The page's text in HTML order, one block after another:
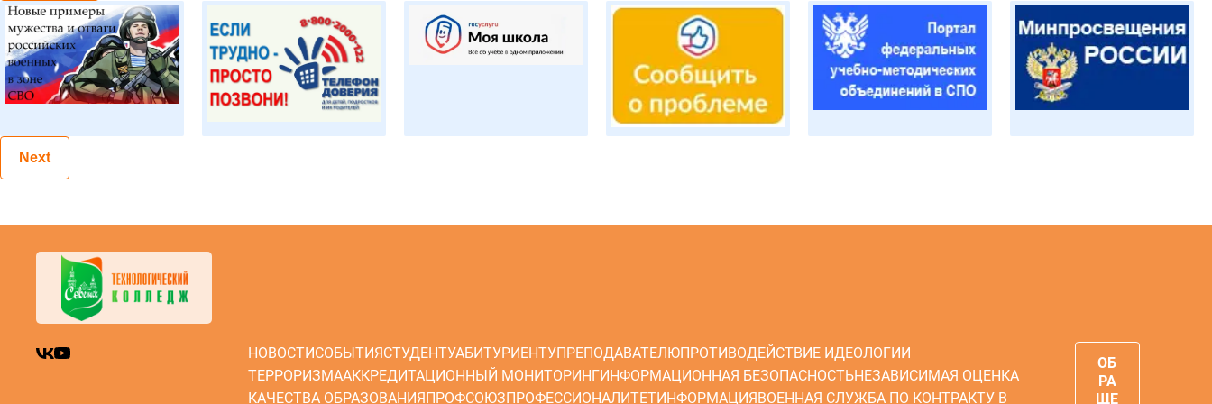
Next
НОВОСТИСОБЫТИЯСТУДЕНТУАБИТУРИЕНТУПРЕПОДАВАТЕЛЮПРОТИВОДЕЙСТВИЕ ИДЕОЛОГИИ
ТЕРРОРИЗМААККРЕДИТАЦИОННЫЙ МОНИТОРИНГИНФОРМАЦИОННАЯ БЕЗОПАСНОСТЬНЕЗАВИСИМАЯ ОЦЕНКА
КАЧЕСТВА ОБРАЗОВАНИЯПРОФСОЮЗПРОФЕССИОНАЛИТЕТИНФОРМАЦИЯВОЕННАЯ СЛУЖБА ПО КОНТРАКТУ В
ОБ
РА
ЩЕ